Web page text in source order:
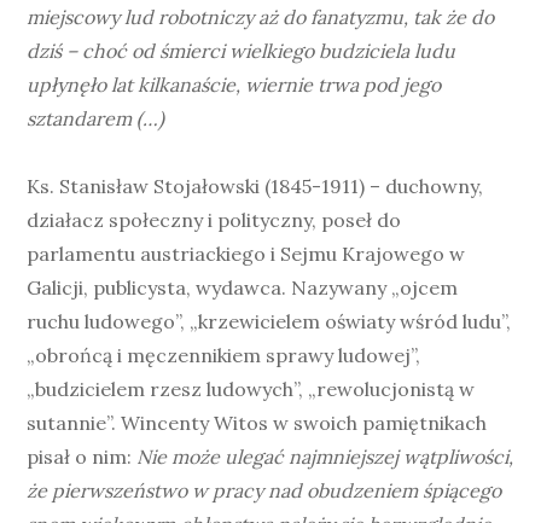
miejscowy lud robotniczy aż do fanatyzmu, tak że do
dziś – choć od śmierci wielkiego budziciela ludu
upłynęło lat kilkanaście, wiernie trwa pod jego
sztandarem (…)
Ks. Stanisław Stojałowski (1845-1911) – duchowny,
działacz społeczny i polityczny, poseł do
parlamentu austriackiego i Sejmu Krajowego w
Galicji, publicysta, wydawca. Nazywany „ojcem
ruchu ludowego”, „krzewicielem oświaty wśród ludu”,
„obrońcą i męczennikiem sprawy ludowej”,
„budzicielem rzesz ludowych”, „rewolucjonistą w
sutannie”. Wincenty Witos w swoich pamiętnikach
pisał o nim: Nie może ulegać najmniejszej wątpliwości,
że pierwszeństwo w pracy nad obudzeniem śpiącego